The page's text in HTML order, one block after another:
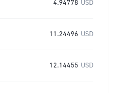
4.94778 USD
11.24496 USD
12.14455 USD